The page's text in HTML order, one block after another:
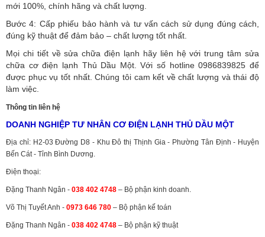
mới 100%, chính hãng và chất lượng.
Bước 4: Cấp phiếu bảo hành và tư vấn cách sử dụng đúng cách,
đúng kỹ thuật để đảm bảo – chất lượng tốt nhất.
Mọi chi tiết về sửa chữa điện lạnh hãy liên hệ với trung tâm sửa
chữa cơ điện lạnh Thủ Dầu Một. Với số hotline 0986839825 để
được phục vụ tốt nhất. Chúng tôi cam kết về chất lượng và thái độ
làm việc.
Thông tin liên hệ
DOANH NGHIỆP TƯ NHÂN CƠ ĐIỆN LẠNH THỦ DẦU MỘT
Địa chỉ: H2-03 Đường D8 - Khu Đô thị Thịnh Gia - Phường Tân Định - Huyện
Bến Cát - Tỉnh Bình Dương.
Điện thoại:
Đặng Thanh Ngân - 038 402 4748 – Bộ phận kinh doanh.
Võ Thị Tuyết Anh - 0973 646 780 – Bộ phận kế toán
Đặng Thanh Ngân - 038 402 4748 – Bộ phận kỹ thuật